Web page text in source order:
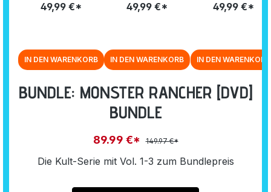
BUNDLE: MONSTER RANCHER [DVD]
BUNDLE
89.99 €* 149.97 €*
Die Kult-Serie mit Vol. 1-3 zum Bundlepreis
49,99 €*
IN DEN WARENKORB
49,99 €*
IN DEN WARENKORB
SAMMELSCHUBER
49,99 €*
IN DEN WARENKORB